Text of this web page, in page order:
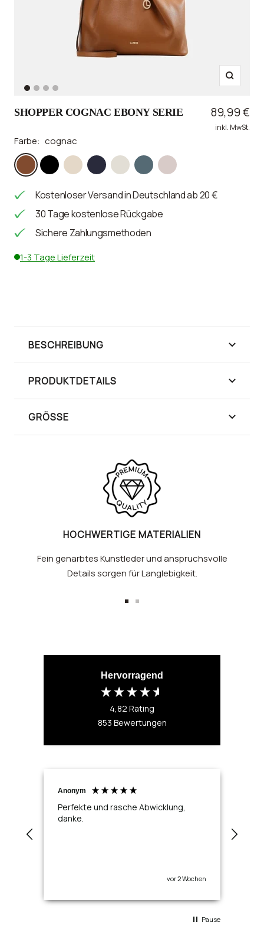
Zoom
Zur
Slide
gehen
Zur
Slide
gehen
Zur
Slide
gehen
Zur
Slide
gehen
SHOPPER COGNAC EBONY SERIE 89,99 €
inkl. MwSt.
Farbe: cognac
cognacschwarzcrememarinelight
gray
night
sea
dusty
Kostenloser Versand in Deutschland ab 20 €
30 Tage kostenlose Rückgabe
Sichere Zahlungsmethoden
1-3 Tage Lieferzeit
BESCHREIBUNG
PRODUKTDETAILS
GRÖSSE
HOCHWERTIGE MATERIALIEN
Fein genarbtes Kunstleder und anspruchsvolle
Details sorgen für Langlebigkeit.
gehen
gehen
Hervorragend
4,82 Rating
853 Bewertungen
Anonym
Perfekte und rasche Abwicklung,
danke.
vor 2 Wochen
Pause